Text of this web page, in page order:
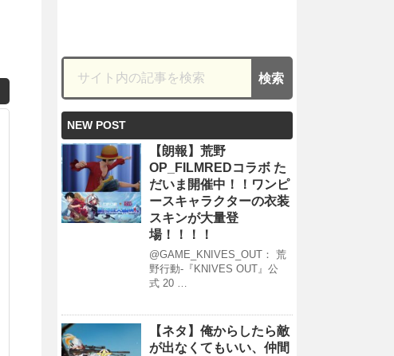
NEW POST
【朗報】荒野
OP_FILMREDコラボ た
だいま開催中！！ワンピ
ースキャラクターの衣装
スキンが大量登
場！！！！
@GAME_KNIVES_OUT： 荒
野行動-『KNIVES OUT』公
式 20 …
【ネタ】俺からしたら敵
が出なくてもいい、仲間